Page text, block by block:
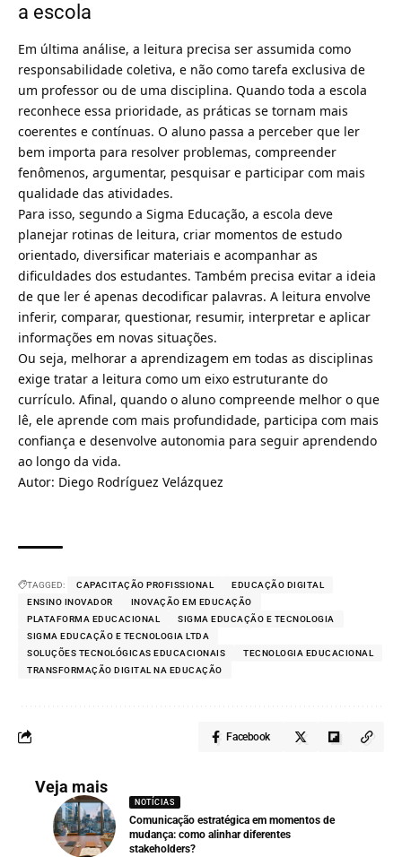
a escola
Em última análise, a leitura precisa ser assumida como
responsabilidade coletiva, e não como tarefa exclusiva de
um professor ou de uma disciplina. Quando toda a escola
reconhece essa prioridade, as práticas se tornam mais
coerentes e contínuas. O aluno passa a perceber que ler
bem importa para resolver problemas, compreender
fenômenos, argumentar, pesquisar e participar com mais
qualidade das atividades.
Para isso, segundo a Sigma Educação, a escola deve
planejar rotinas de leitura, criar momentos de estudo
orientado, diversificar materiais e acompanhar as
dificuldades dos estudantes. Também precisa evitar a ideia
de que ler é apenas decodificar palavras. A leitura envolve
inferir, comparar, questionar, resumir, interpretar e aplicar
informações em novas situações.
Ou seja, melhorar a aprendizagem em todas as disciplinas
exige tratar a leitura como um eixo estruturante do
currículo. Afinal, quando o aluno compreende melhor o que
lê, ele aprende com mais profundidade, participa com mais
confiança e desenvolve autonomia para seguir aprendendo
ao longo da vida.
Autor: Diego Rodríguez Velázquez
TAGGED: CAPACITAÇÃO PROFISSIONAL
EDUCAÇÃO DIGITAL
ENSINO INOVADOR
INOVAÇÃO EM EDUCAÇÃO
PLATAFORMA EDUCACIONAL
SIGMA EDUCAÇÃO E TECNOLOGIA
SIGMA EDUCAÇÃO E TECNOLOGIA LTDA
SOLUÇÕES TECNOLÓGICAS EDUCACIONAIS
TECNOLOGIA EDUCACIONAL
TRANSFORMAÇÃO DIGITAL NA EDUCAÇÃO
Facebook
Veja mais
NOTÍCIAS
Comunicação estratégica em momentos de
mudança: como alinhar diferentes
stakeholders?